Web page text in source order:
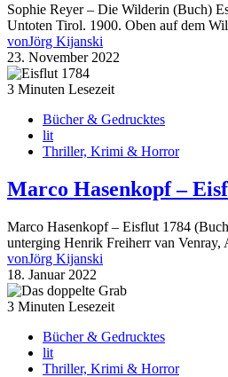
Sophie Reyer – Die Wilderin (Buch)
Untoten Tirol. 1900. Oben auf dem
vonJörg Kijanski
23. November 2022
3 Minuten Lesezeit
Bücher & Gedrucktes
lit
Thriller, Krimi & Horror
Marco Hasenkopf –
Marco Hasenkopf – Eisflut 1784
unterging Henrik Freiherr van
vonJörg Kijanski
18. Januar 2022
3 Minuten Lesezeit
Bücher & Gedrucktes
lit
Thriller, Krimi & Horror